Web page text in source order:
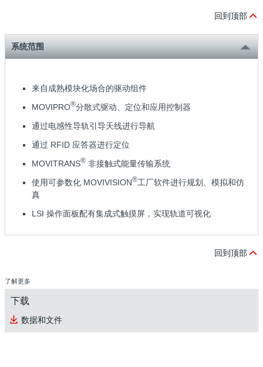
回到顶部
系统范围
来自成熟模块化场合的驱动组件
MOVIPRO®分散式驱动、定位和应用控制器
通过电感性导轨引导天线进行导航
通过 RFID 应答器进行定位
MOVITRANS® 非接触式能量传输系统
使用可参数化 MOVIVISION®工厂软件进行规划、模拟和仿
真
LSI 操作面板配有集成式触摸屏，实现轨道可视化
回到顶部
了解更多
下载
数据和文件